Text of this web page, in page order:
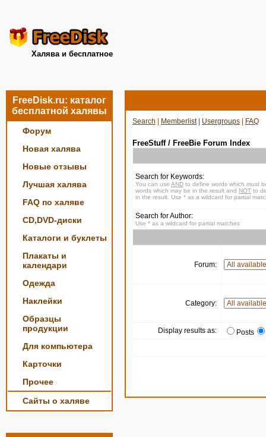
Халява и бесплатное
FreeDisk.ru: каталог
бесплатной халявы
Форум
Новая халява
Новые отзывы
Лучшая халява
FAQ по халяве
CD,DVD-диски
Каталоги и буклеты
Плакаты и
календари
Одежда
Наклейки
Образцы
продукции
Для компьютера
Карточки
Прочее
Сайты о халяве
Search Memberlist| Usergroups FAQ
FreeStuff / FreeBie Forum Index
Search for Keywords:
You can use AND to define words which must
words which may be in the result and NOT to
in the result. Use * as a wildcard for partial
Search for Author:
Use * as a wildcard for partial matches
Forum:
Category:
Display results as: Posts